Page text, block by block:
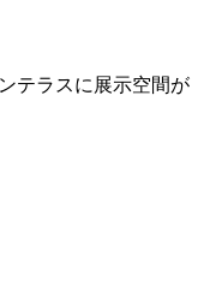
テラスに展示空間が